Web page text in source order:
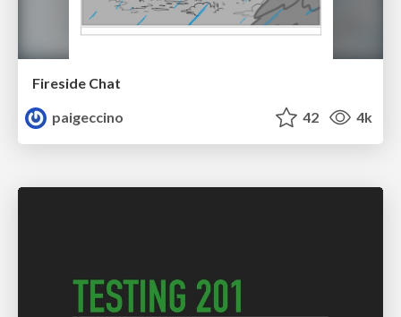
Fireside Chat
paigeccino
42 4k